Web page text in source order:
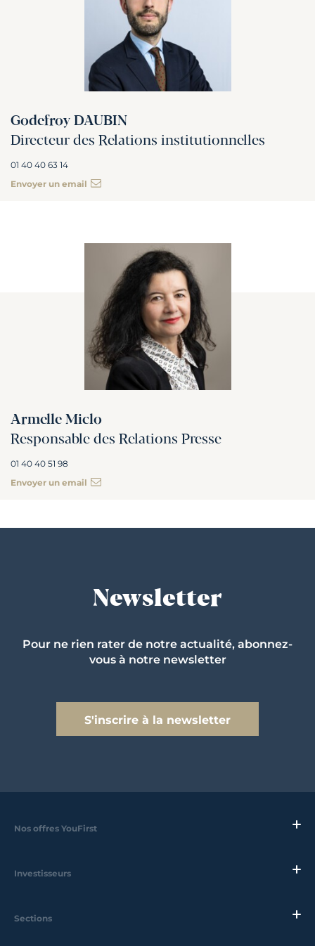
Godefroy DAUBIN
Directeur des Relations institutionnelles
01 40 40 63 14
Envoyer un email
Armelle Miclo
Responsable des Relations Presse
01 40 40 51 98
Envoyer un email
Newsletter
Pour ne rien rater de notre actualité, abonnez-
vous à notre newsletter
S'inscrire à la newsletter
Nos offres YouFirst
Investisseurs
Sections